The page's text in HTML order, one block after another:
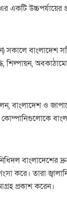
একটি উচ্চপর্যায়ের
বাংলাদেশ
শিল্পায়ন,
বাংলাদেশ ও
কোম্পানিগুলোকে
বাংলাদেশের
করে। তারা
প্রকাশ করেন।